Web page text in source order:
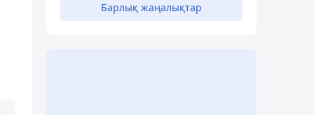
Барлық жаңалықтар